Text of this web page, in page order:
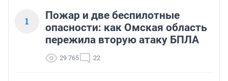
1
Пожар и две беспилотные
опасности: как Омская область
пережила вторую атаку БПЛА
29 765 22